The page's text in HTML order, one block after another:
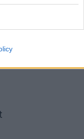
bár
van